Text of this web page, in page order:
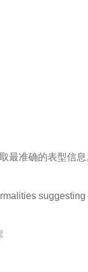
最准确的表型信息